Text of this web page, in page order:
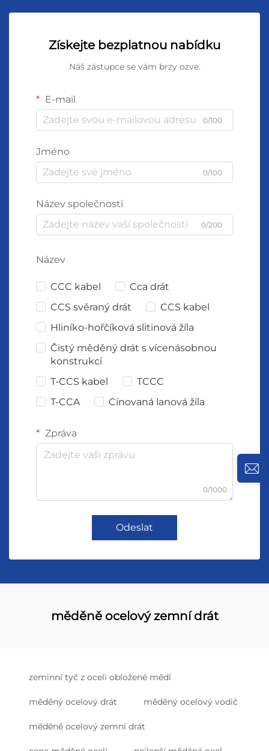
Získejte bezplatnou nabídku
Náš zástupce se vám brzy ozve.
E-mail
0/100
Jméno
0/100
Název společnosti
0/200
Název
CCC kabel
Cca drát
CCS svěraný drát
CCS kabel
Hliníko-hořčíková slitinová žíla
Čistý měděný drát s vícenásobnou
konstrukcí
T-CCS kabel
TCCC
T-CCA
Cínovaná lanová žíla
Zpráva
0/1000
Odeslat
měděně ocelový zemní drát
zeminní tyč z oceli obložené mědí
měděný ocelový drát měděný ocelový vodič
měděně ocelový zemní drát